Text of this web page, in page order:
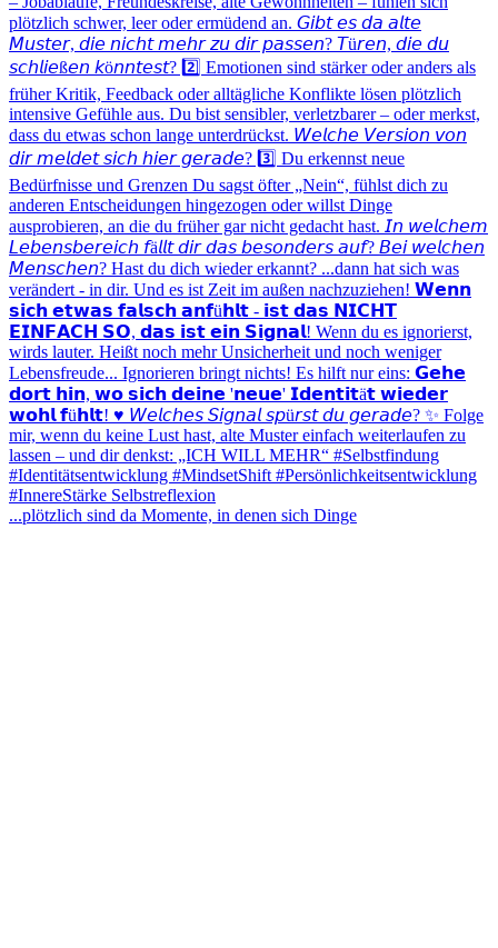
...plötzlich sind da Momente, in denen sich Dinge